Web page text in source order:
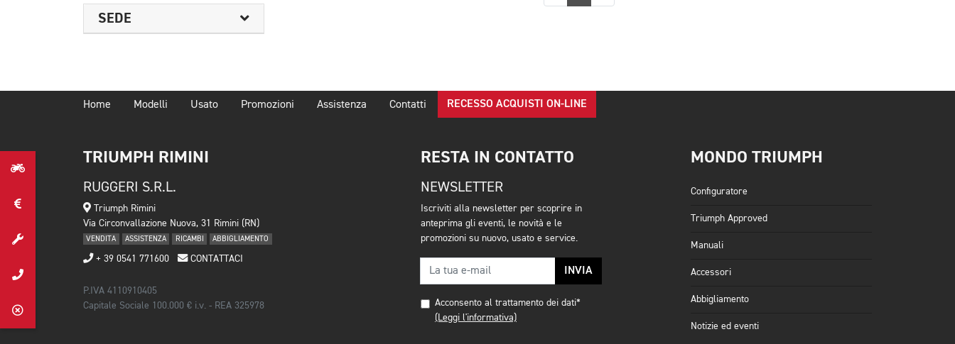
SEDE
Home Modelli Usato Promozioni Assistenza Contatti RECESSO ACQUISTI ON-LINE
TRIUMPH RIMINI
RUGGERI S.R.L.
Triumph Rimini
Via Circonvallazione Nuova, 31 Rimini (RN)
VENDITA ASSISTENZA RICAMBI ABBIGLIAMENTO
+ 39 0541 771600 CONTATTACI
P.IVA 4110910405
Capitale Sociale 100.000 € i.v. - REA 325978
RESTA IN CONTATTO
NEWSLETTER
Iscriviti alla newsletter per scoprire in
anteprima gli eventi, le novità e le
promozioni su nuovo, usato e service.
INVIA
Acconsento al trattamento dei dati*
(Leggi l'informativa)
MONDO TRIUMPH
Configuratore
Triumph Approved
Manuali
Accessori
Abbigliamento
Notizie ed eventi